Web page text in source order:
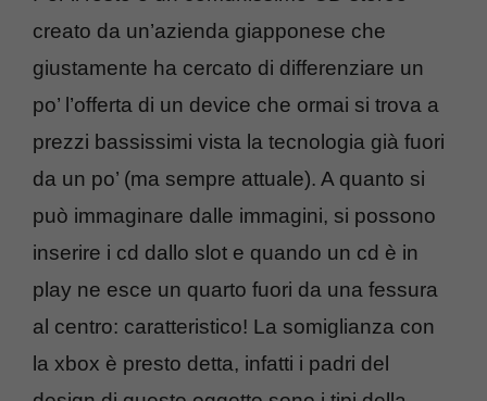
creato da un’azienda giapponese che
giustamente ha cercato di differenziare un
po’ l’offerta di un device che ormai si trova a
prezzi bassissimi vista la tecnologia già fuori
da un po’ (ma sempre attuale). A quanto si
può immaginare dalle immagini, si possono
inserire i cd dallo slot e quando un cd è in
play ne esce un quarto fuori da una fessura
al centro: caratteristico! La somiglianza con
la xbox è presto detta, infatti i padri del